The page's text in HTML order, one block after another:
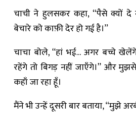
चाची ने हुलसकर कहा, “पैसे क्यों दे
बेचारे को काफ़ी देर हो गई है।”
चाचा बोले, “हां भई… अगर बच्चे
रहेंगे तो बिगड़ नहीं जाएँगे।” और
कहाँ जा रहा हूँ।
मैंने भी उन्हें दूसरी बार बताया, “मुझे